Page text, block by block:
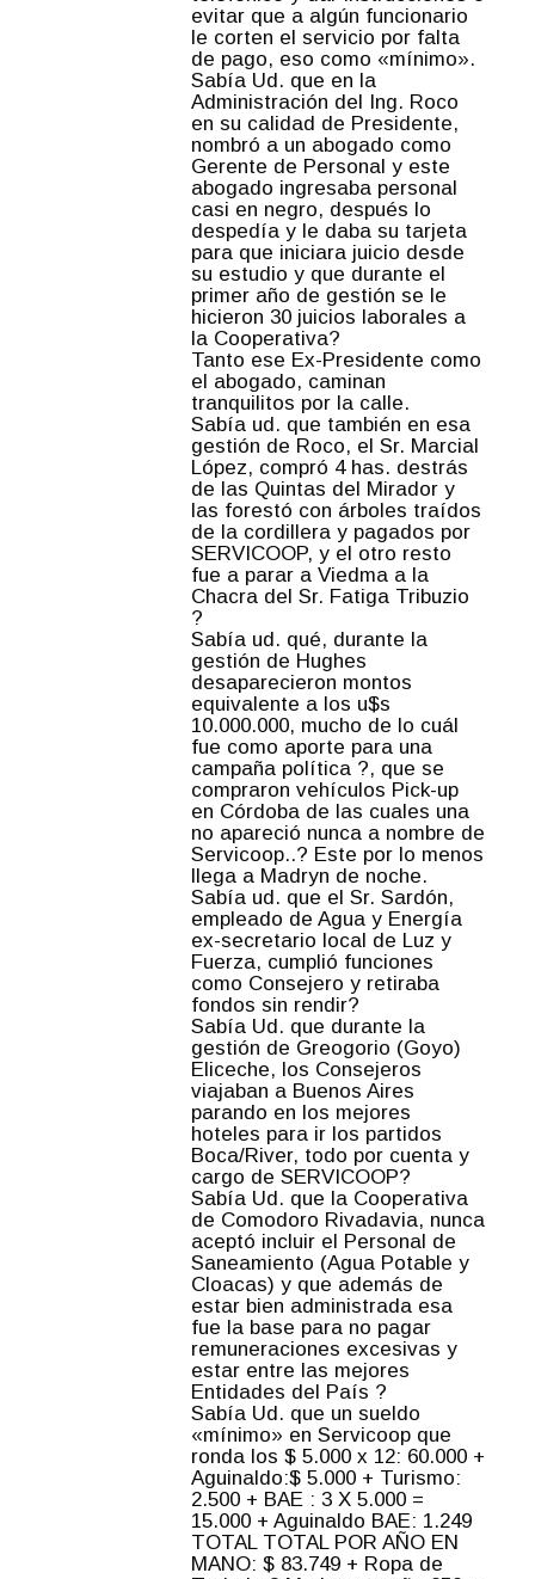
evitar que a algún funcionario
le corten el servicio por falta
de pago, eso como «mínimo».
Sabía Ud. que en la
Administración del Ing. Roco
en su calidad de Presidente,
nombró a un abogado como
Gerente de Personal y este
abogado ingresaba personal
casi en negro, después lo
despedía y le daba su tarjeta
para que iniciara juicio desde
su estudio y que durante el
primer año de gestión se le
hicieron 30 juicios laborales a
la Cooperativa?
Tanto ese Ex-Presidente como
el abogado, caminan
tranquilitos por la calle.
Sabía ud. que también en esa
gestión de Roco, el Sr. Marcial
López, compró 4 has. destrás
de las Quintas del Mirador y
las forestó con árboles traídos
de la cordillera y pagados por
SERVICOOP, y el otro resto
fue a parar a Viedma a la
Chacra del Sr. Fatiga Tribuzio
?
Sabía ud. qué, durante la
gestión de Hughes
desaparecieron montos
equivalente a los u$s
10.000.000, mucho de lo cuál
fue como aporte para una
campaña política ?, que se
compraron vehículos Pick-up
en Córdoba de las cuales una
no apareció nunca a nombre de
Servicoop..? Este por lo menos
llega a Madryn de noche.
Sabía ud. que el Sr. Sardón,
empleado de Agua y Energía
ex-secretario local de Luz y
Fuerza, cumplió funciones
como Consejero y retiraba
fondos sin rendir?
Sabía Ud. que durante la
gestión de Greogorio (Goyo)
Eliceche, los Consejeros
viajaban a Buenos Aires
parando en los mejores
hoteles para ir los partidos
Boca/River, todo por cuenta y
cargo de SERVICOOP?
Sabía Ud. que la Cooperativa
de Comodoro Rivadavia, nunca
aceptó incluir el Personal de
Saneamiento (Agua Potable y
Cloacas) y que además de
estar bien administrada esa
fue la base para no pagar
remuneraciones excesivas y
estar entre las mejores
Entidades del País ?
Sabía Ud. que un sueldo
«mínimo» en Servicoop que
ronda los $ 5.000 x 12: 60.000 +
Aguinaldo:$ 5.000 + Turismo:
2.500 + BAE : 3 X 5.000 =
15.000 + Aguinaldo BAE: 1.249
TOTAL TOTAL POR AÑO EN
MANO: $ 83.749 + Ropa de